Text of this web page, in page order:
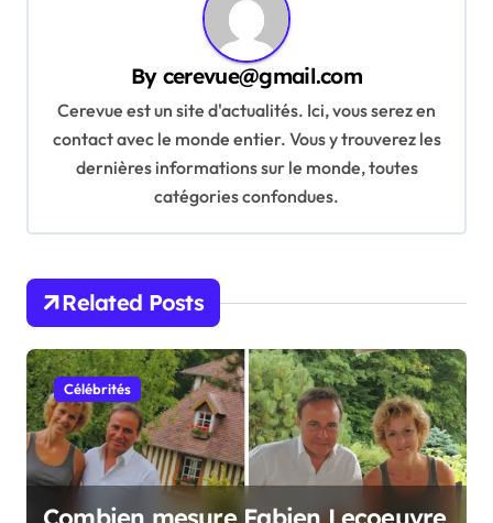
i
By cerevue@gmail.com
Cerevue est un site d'actualités. Ici, vous serez en
contact avec le monde entier. Vous y trouverez les
dernières informations sur le monde, toutes
catégories confondues.
Related Posts
Célébrités